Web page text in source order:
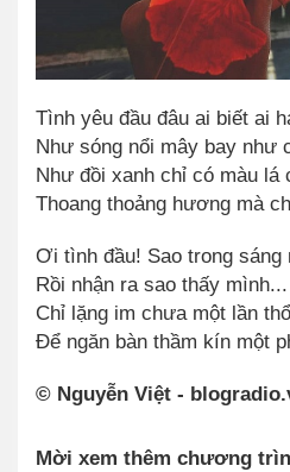
Tình yêu đầu đâu ai biết ai
Như sóng nổi mây bay như
Như đồi xanh chỉ có màu lá
Thoang thoảng hương mà
Ơi tình đầu! Sao trong sáng
Rồi nhận ra sao thấy
Chỉ lặng im chưa một lần
Để ngăn bàn thầm kín một
© Nguyễn Việt -
Mời xem thêm chương